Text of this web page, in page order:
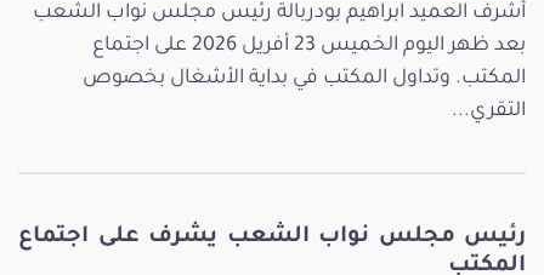
أشرف العميد ابراهيم بودربالة رئيس مجلس نواب الشعب
بعد ظهر اليوم الخميس 23 أفريل 2026 على اجتماع
المكتب. وتداول المكتب في بداية الأشغال بخصوص
التقري...
رئيس مجلس نواب الشعب يشرف على اجتماع
المكتب